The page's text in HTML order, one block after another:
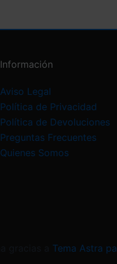
Información
Aviso Legal
Política de Privacidad
Política de Devoluciones
Preguntas Frecuentes
Quienes Somos
Tema Astra